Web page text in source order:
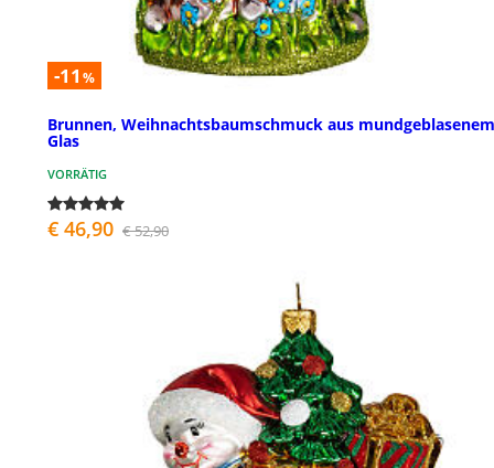
-11 %
Brunnen, Weihnachtsbaumschmuck aus mundgeblasenem
Glas
VORRÄTIG
€ 46,90 € 52,90